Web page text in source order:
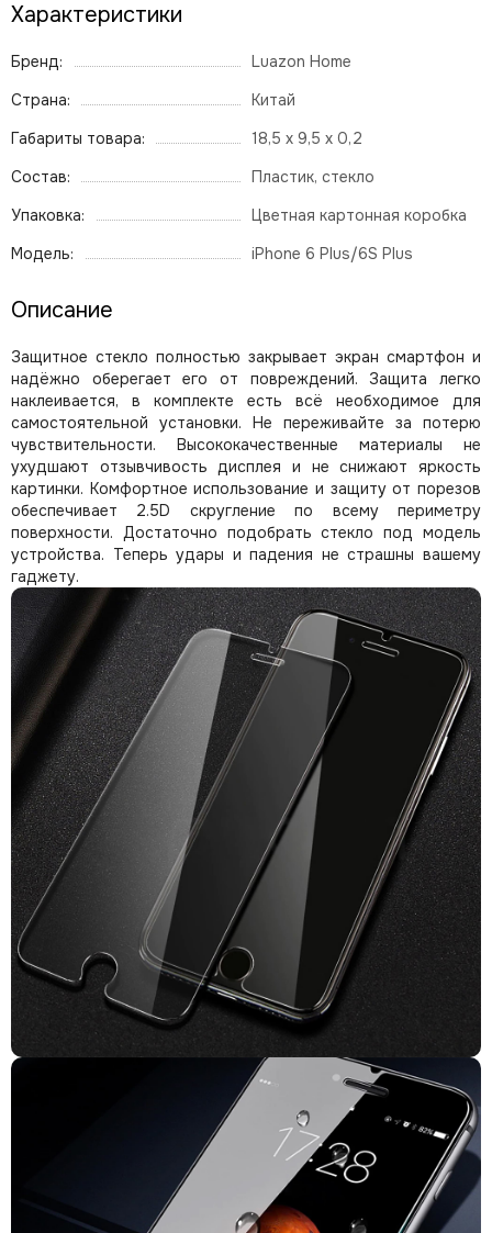
Характеристики
Бренд:
Luazon Home
Страна:
Китай
Габариты товара:
18,5 x 9,5 x 0,2
Состав:
Пластик, стекло
Упаковка:
Цветная картонная коробка
Модель:
iPhone 6 Plus/6S Plus
Описание
Защитное стекло полностью закрывает экран смартфон и
надёжно оберегает его от повреждений. Защита легко
наклеивается, в комплекте есть всё необходимое для
самостоятельной установки. Не переживайте за потерю
чувствительности. Высококачественные материалы не
ухудшают отзывчивость дисплея и не снижают яркость
картинки. Комфортное использование и защиту от порезов
обеспечивает 2.5D скругление по всему периметру
поверхности. Достаточно подобрать стекло под модель
устройства. Теперь удары и падения не страшны вашему
гаджету.